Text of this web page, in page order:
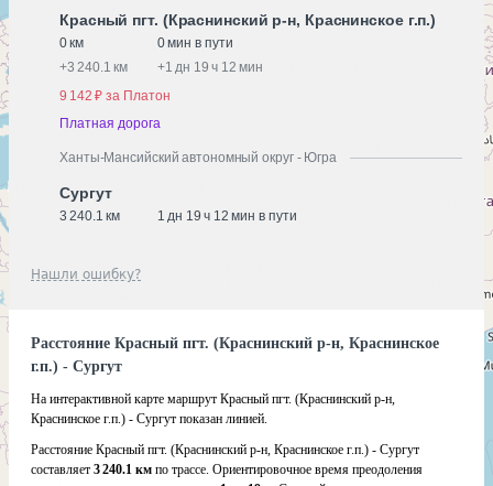
Красный пгт. (Краснинский р-н, Краснинское г.п.)
0 км
0 мин в пути
+3 240.1 км +1 дн 19 ч 12 мин
9 142 ₽ за Платон
Платная дорога
Ханты-Мансийский автономный округ - Югра
Сургут
3 240.1 км 1 дн 19 ч 12 мин в пути
Нашли ошибку?
Расстояние Красный пгт. (Краснинский р-н, Краснинское
г.п.) - Сургут
На интерактивной карте маршрут Красный пгт. (Краснинский р-н,
Краснинское г.п.) - Сургут показан линией.
Расстояние Красный пгт. (Краснинский р-н, Краснинское г.п.) - Сургут
составляет 3 240.1 км по трассе. Ориентировочное время преодоления